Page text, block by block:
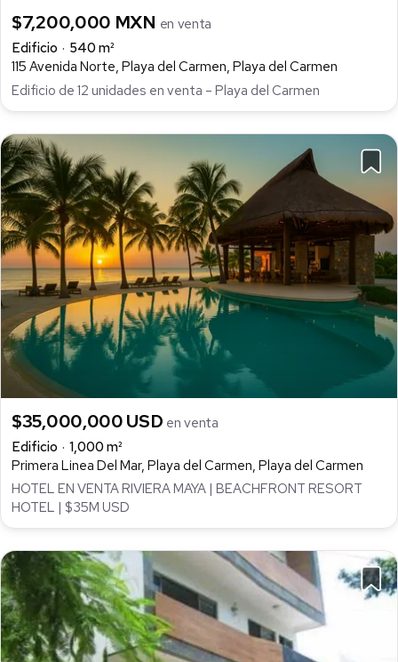
$7,200,000 MXN en venta
Edificio
540 m²
115 Avenida Norte, Playa del Carmen, Playa del Carmen
Edificio de 12 unidades en venta – Playa del Carmen
$35,000,000 USD en venta
Edificio
1,000 m²
Primera Linea Del Mar, Playa del Carmen, Playa del Carmen
HOTEL EN VENTA RIVIERA MAYA | BEACHFRONT RESORT
HOTEL | $35M USD